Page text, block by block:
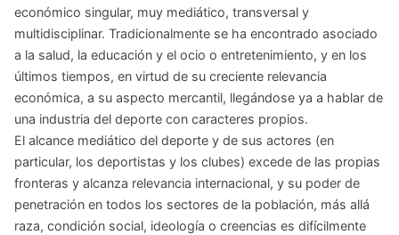
económico singular, muy mediático, transversal y
multidisciplinar. Tradicionalmente se ha encontrado asociado
a la salud, la educación y el ocio o entretenimiento, y en los
últimos tiempos, en virtud de su creciente relevancia
económica, a su aspecto mercantil, llegándose ya a hablar de
una industria del deporte con caracteres propios.
El alcance mediático del deporte y de sus actores (en
particular, los deportistas y los clubes) excede de las propias
fronteras y alcanza relevancia internacional, y su poder de
penetración en todos los sectores de la población, más allá
raza, condición social, ideología o creencias es difícilmente